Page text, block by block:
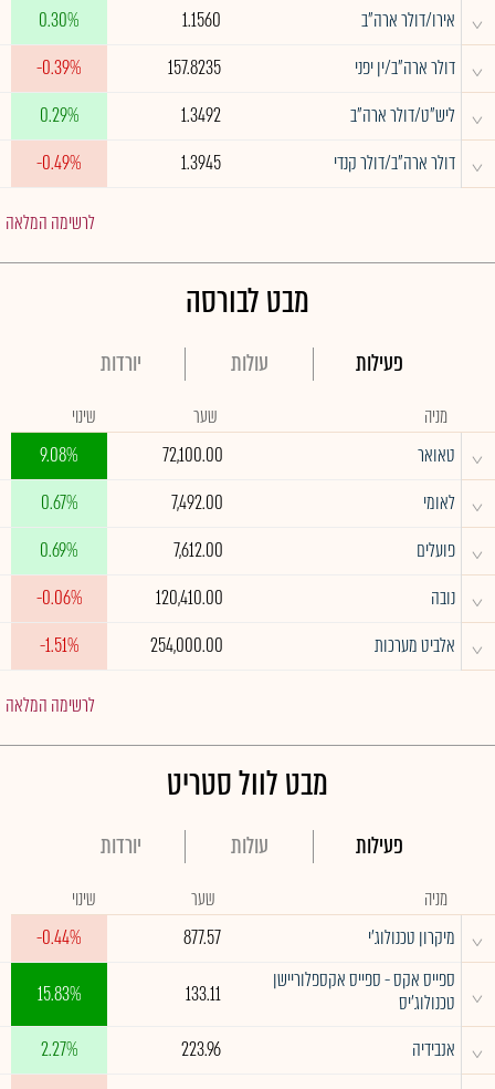
^ אירו/דולר ארה"ב 1.1560
0.30%
^ דולר ארה"ב/ין יפני 157.8235
-0.39%
^ ליש"ט/דולר ארה"ב 1.3492
0.29%
^ דולר ארה"ב/דולר קנדי 1.3945
-0.49%
לרשימה המלאה
מבט לבורסה
פעילות עולות יורדות
מניה שער שינוי
^ טאואר 72,100.00
9.08%
^ לאומי 7,492.00
0.67%
^ פועלים 7,612.00
0.69%
^ נובה 120,410.00
-0.06%
^ אלביט מערכות 254,000.00
-1.51%
לרשימה המלאה
מבט לוול סטריט
פעילות עולות יורדות
מניה שער שינוי
^ מיקרון טכנולוג'י 877.57
-0.44%
^
ספייס אקס - ספייס אקספלוריישן
טכנולוג'יס
133.11
15.83%
^ אנבידיה 223.96
2.27%